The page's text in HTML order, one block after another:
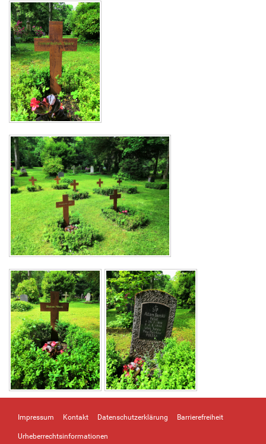
Impressum Kontakt Datenschutzerklärung Barrierefreiheit
Urheberrechtsinformationen